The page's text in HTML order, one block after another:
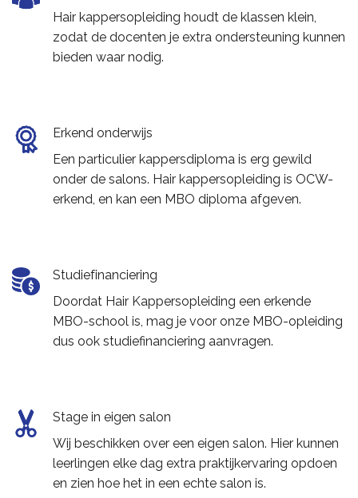
Hair kappersopleiding houdt de klassen klein,
zodat de docenten je extra ondersteuning kunnen
bieden waar nodig.
Erkend onderwijs
Een particulier kappersdiploma is erg gewild
onder de salons. Hair kappersopleiding is OCW-
erkend, en kan een MBO diploma afgeven.
Studiefinanciering
Doordat Hair Kappersopleiding een erkende
MBO-school is, mag je voor onze MBO-opleiding
dus ook studiefinanciering aanvragen.
Stage in eigen salon
Wij beschikken over een eigen salon. Hier kunnen
leerlingen elke dag extra praktijkervaring opdoen
en zien hoe het in een echte salon is.